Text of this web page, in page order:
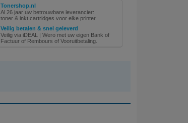
Tonershop.nl
Al 26 jaar uw betrouwbare leverancier:
toner & inkt cartridges voor elke printer
Veilig betalen & snel geleverd
Veilig via iDEAL | Wero met uw eigen Bank of
Factuur of Rembours of Vooruitbetaling.